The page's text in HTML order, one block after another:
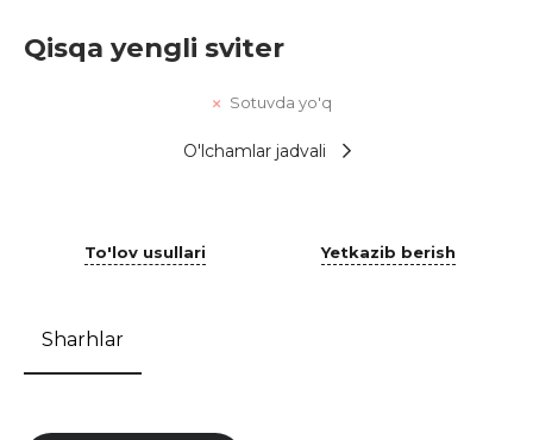
Qisqa yengli sviter
Sotuvda yo'q
O'lchamlar jadvali
To'lov usullari Yetkazib berish
Sharhlar